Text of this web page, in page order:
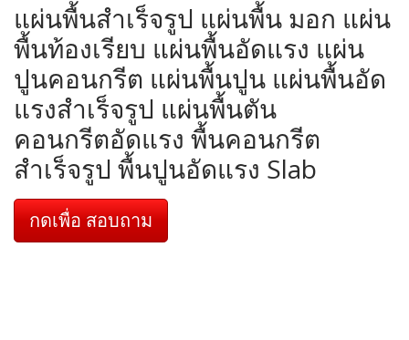
แผ่นพื้นสำเร็จรูป แผ่นพื้น มอก แผ่น
พื้นท้องเรียบ แผ่นพื้นอัดแรง แผ่น
ปูนคอนกรีต แผ่นพื้นปูน แผ่นพื้นอัด
แรงสำเร็จรูป แผ่นพื้นตัน
คอนกรีตอัดแรง พื้นคอนกรีต
สำเร็จรูป พื้นปูนอัดแรง Slab
กดเพื่อ สอบถาม